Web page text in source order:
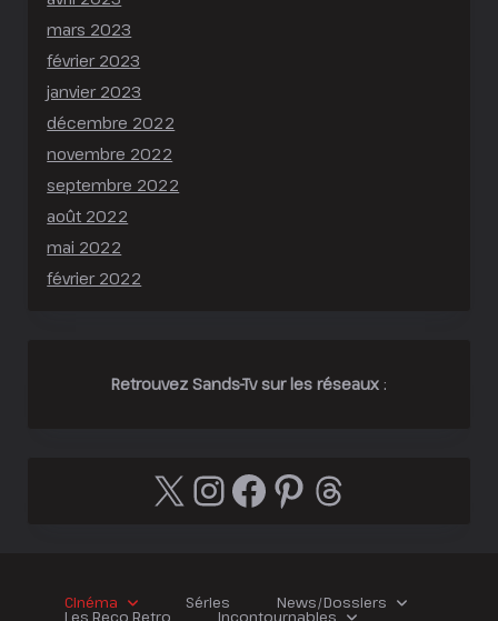
mars 2023
février 2023
janvier 2023
décembre 2022
novembre 2022
septembre 2022
août 2022
mai 2022
février 2022
Retrouvez Sands-Tv sur les réseaux :
X Instagram
Facebook
Pinterest
Threads
Cinéma Séries News/Dossiers
Les Reco Retro Incontournables